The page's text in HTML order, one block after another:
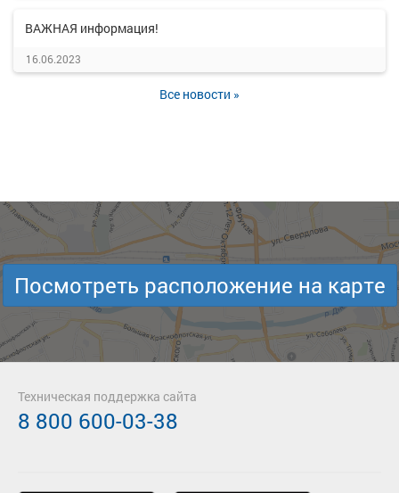
ВАЖНАЯ информация!
16.06.2023
Все новости »
Посмотреть расположение на карте
Техническая поддержка сайта
8 800 600-03-38